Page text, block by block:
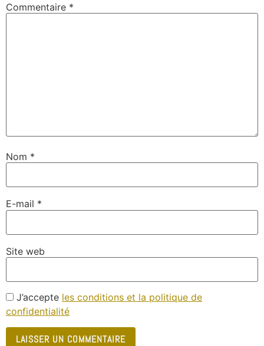
Commentaire *
Nom *
E-mail *
Site web
J’accepte les conditions et la politique de
confidentialité